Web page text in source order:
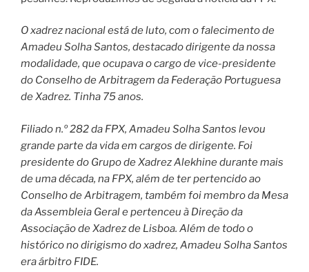
O xadrez nacional está de luto, com o falecimento de
Amadeu Solha Santos, destacado dirigente da nossa
modalidade, que ocupava o cargo de vice-presidente
do Conselho de Arbitragem da Federação Portuguesa
de Xadrez. Tinha 75 anos.
Filiado n.º 282 da FPX, Amadeu Solha Santos levou
grande parte da vida em cargos de dirigente. Foi
presidente do Grupo de Xadrez Alekhine durante mais
de uma década, na FPX, além de ter pertencido ao
Conselho de Arbitragem, também foi membro da Mesa
da Assembleia Geral e pertenceu à Direção da
Associação de Xadrez de Lisboa. Além de todo o
histórico no dirigismo do xadrez, Amadeu Solha Santos
era árbitro FIDE.